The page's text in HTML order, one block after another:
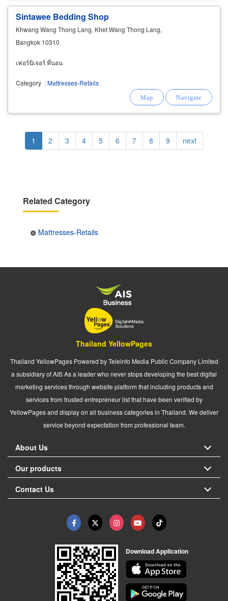
Sintawee Bedding Shop
Khwang Wang Thong Lang, Khet Wang Thong Lang,
Bangkok 10310
เฟอร์นิเจอร์ ที่นอน
Category :Mattresses-Retails
Pagination
Current
page
1 Page
2 Page
3 Page
4 Page
5 Page
6 Page
7 Page
8 Page
9
Next
page
next
Related Category
Mattresses-Retails
Thailand YellowPages
Thailand YellowPages Powered by Teleinfo Media Public Company Limited
a subsidiary of AIS As a leader who never stops developing the best digital
marketing services through website platform that including products and
services from trusted entrepreneur list that have been verified by
YellowPages and display on all business categories in Thailand. We deliver
service beyond expectation from professional team.
About Us
Our products
Contact Us
Download Application